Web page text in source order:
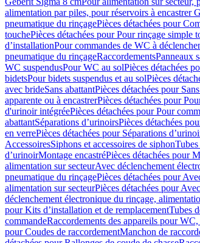
alimentation par piles, pour réservoirs à encastrer
pneumatique du rinçagePièces détachées pour
touchePièces détachées pour Pour rinçage simple
d’installationPour commandes de WC à
pneumatique du rinçageRaccordementsPanneaux
WC suspendusPour WC au solPièces détachées
bidetsPour bidets suspendus et au solPièces
avec brideSans abattantPièces détachées pour
apparente ou à encastrerPièces détachées pour
d'urinoir intégréePièces détachées pour Pour
abattantSéparations d’urinoirsPièces détachées
en verrePièces détachées pour Séparations
AccessoiresSiphons et accessoires de siphonTubes
dʼurinoirMontage encastréPièces détachées pour
alimentation sur secteurAvec déclenchement
pneumatique du rinçagePièces détachées pour
alimentation sur secteurPièces détachées pour
déclenchement électronique du rinçage,
pour Kits d’installation et de remplacementTubes
commandeRaccordements des appareils pour
pour Coudes de raccordementManchon de